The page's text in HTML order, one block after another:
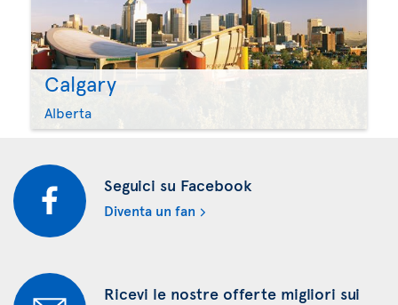
Calgary
Alberta
Seguici su Facebook
Diventa un fan
Ricevi le nostre offerte migliori sui